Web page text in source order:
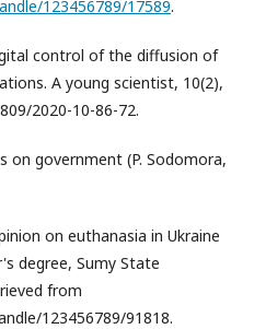
123456789/17589.
control of the diffusion of
A young scientist, 10(2),
2020-10-86-72.
on government (P. Sodomora,
on euthanasia in Ukraine
degree, Sumy State
from
123456789/91818.